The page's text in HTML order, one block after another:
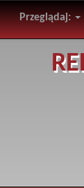
Przeglądaj: